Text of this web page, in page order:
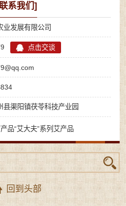
系我们]
业发展有限公司
点击交谈
县渠阳镇茯苓科技产业园
品“艾大夫”系列艾产品
回到头部